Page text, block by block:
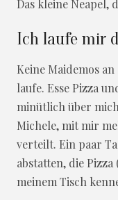
Das kleine Neapel,
Ich laufe mir
Keine Maidemos
laufe. Esse Pizza
minütlich über
Michele, mit mir
verteilt. Ein paar
abstatten, die
meinem Tisch